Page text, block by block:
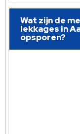
Wat zijn de
lekkages in
opsporen?